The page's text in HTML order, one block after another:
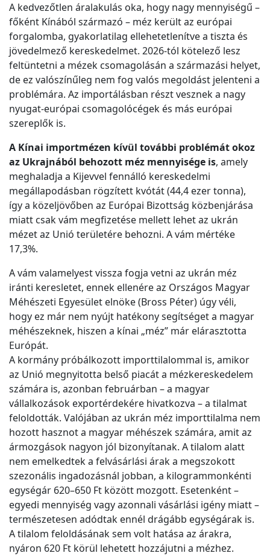
A kedvezőtlen áralakulás oka, hogy nagy mennyiségű –
főként Kínából származó – méz került az európai
forgalomba, gyakorlatilag ellehetetlenítve a tiszta és
jövedelmező kereskedelmet. 2026-tól kötelező lesz
feltüntetni a mézek csomagolásán a származási helyet,
de ez valószínűleg nem fog valós megoldást jelenteni a
problémára. Az importálásban részt vesznek a nagy
nyugat-európai csomagolócégek és más európai
szereplők is.
A Kínai importmézen kívül további problémát okoz
az Ukrajnából behozott méz mennyisége is, amely
meghaladja a Kijevvel fennálló kereskedelmi
megállapodásban rögzített kvótát (44,4 ezer tonna),
így a közeljövőben az Európai Bizottság közbenjárása
miatt csak vám megfizetése mellett lehet az ukrán
mézet az Unió területére behozni. A vám mértéke
17,3%.
A vám valamelyest vissza fogja vetni az ukrán méz
iránti keresletet, ennek ellenére az Országos Magyar
Méhészeti Egyesület elnöke (Bross Péter) úgy véli,
hogy ez már nem nyújt hatékony segítséget a magyar
méhészeknek, hiszen a kínai „méz” már elárasztotta
Európát.
A kormány próbálkozott importtilalommal is, amikor
az Unió megnyitotta belső piacát a mézkereskedelem
számára is, azonban februárban – a magyar
vállalkozások exportérdekére hivatkozva – a tilalmat
feloldották. Valójában az ukrán méz importtilalma nem
hozott hasznot a magyar méhészek számára, amit az
ármozgások nagyon jól bizonyítanak. A tilalom alatt
nem emelkedtek a felvásárlási árak a megszokott
szezonális ingadozásnál jobban, a kilogrammonkénti
egységár 620–650 Ft között mozgott. Esetenként –
egyedi mennyiség vagy azonnali vásárlási igény miatt –
természetesen adódtak ennél drágább egységárak is.
A tilalom feloldásának sem volt hatása az árakra,
nyáron 620 Ft körül lehetett hozzájutni a mézhez.